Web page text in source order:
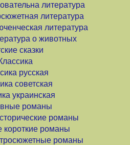
литература
литература
литература
о животных
сказки
русская
советская
украинская
романы
романы
романы
романы